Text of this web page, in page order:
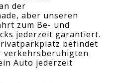
der
aber unseren
zum Be- und
jederzeit garantiert.
befindet
verkehrsberuhigten
Auto jederzeit